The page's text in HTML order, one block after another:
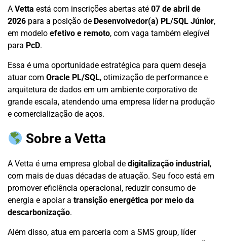
A Vetta está com inscrições abertas até 07 de abril de
2026 para a posição de Desenvolvedor(a) PL/SQL Júnior,
em modelo efetivo e remoto, com vaga também elegível
para PcD.
Essa é uma oportunidade estratégica para quem deseja
atuar com Oracle PL/SQL, otimização de performance e
arquitetura de dados em um ambiente corporativo de
grande escala, atendendo uma empresa líder na produção
e comercialização de aços.
Sobre a Vetta
A Vetta é uma empresa global de digitalização industrial,
com mais de duas décadas de atuação. Seu foco está em
promover eficiência operacional, reduzir consumo de
energia e apoiar a transição energética por meio da
descarbonização.
Além disso, atua em parceria com a SMS group, líder